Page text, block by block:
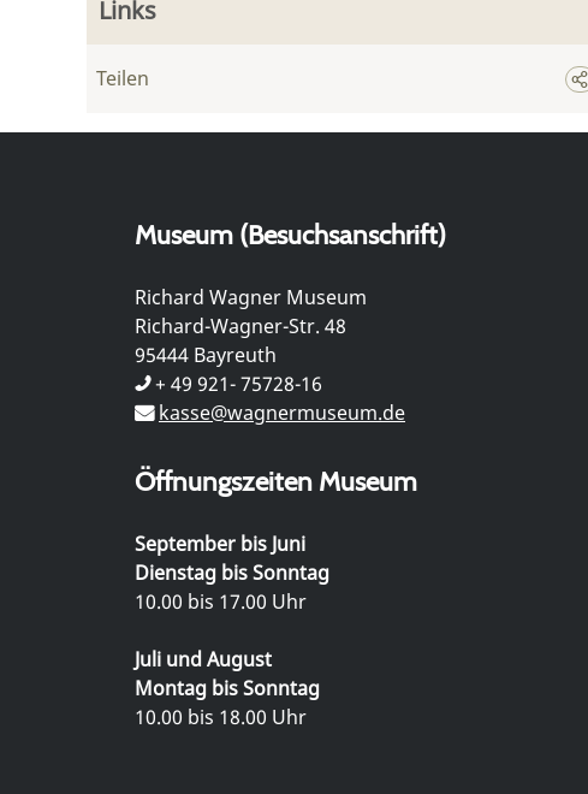
Links
Teilen
Museum (Besuchsanschrift)
Richard Wagner Museum
Richard-Wagner-Str. 48
95444 Bayreuth
+ 49 921- 75728-16
kasse@wagnermuseum.de
Öffnungszeiten Museum
September bis Juni
Dienstag bis Sonntag
10.00 bis 17.00 Uhr
Juli und August
Montag bis Sonntag
10.00 bis 18.00 Uhr